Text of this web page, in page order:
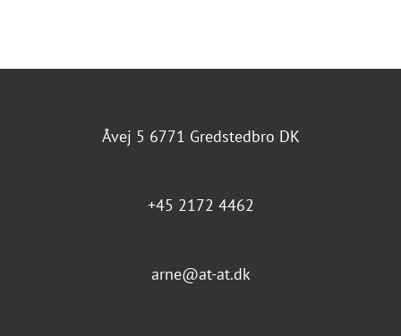
Åvej 5 6771 Gredstedbro DK
+45 2172 4462
arne@at-at.dk